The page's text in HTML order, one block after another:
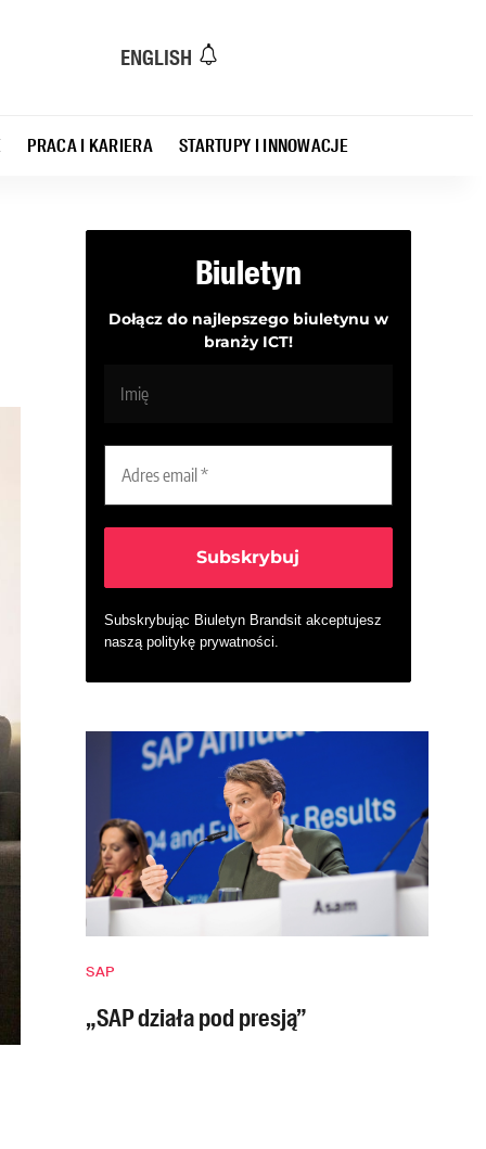
ENGLISH
PRACA I KARIERA STARTUPY I INNOWACJE
Biuletyn
Dołącz do najlepszego biuletynu w
branży ICT!
Subskrybując Biuletyn Brandsit akceptujesz
naszą politykę prywatności
SAP
„SAP działa pod presją”